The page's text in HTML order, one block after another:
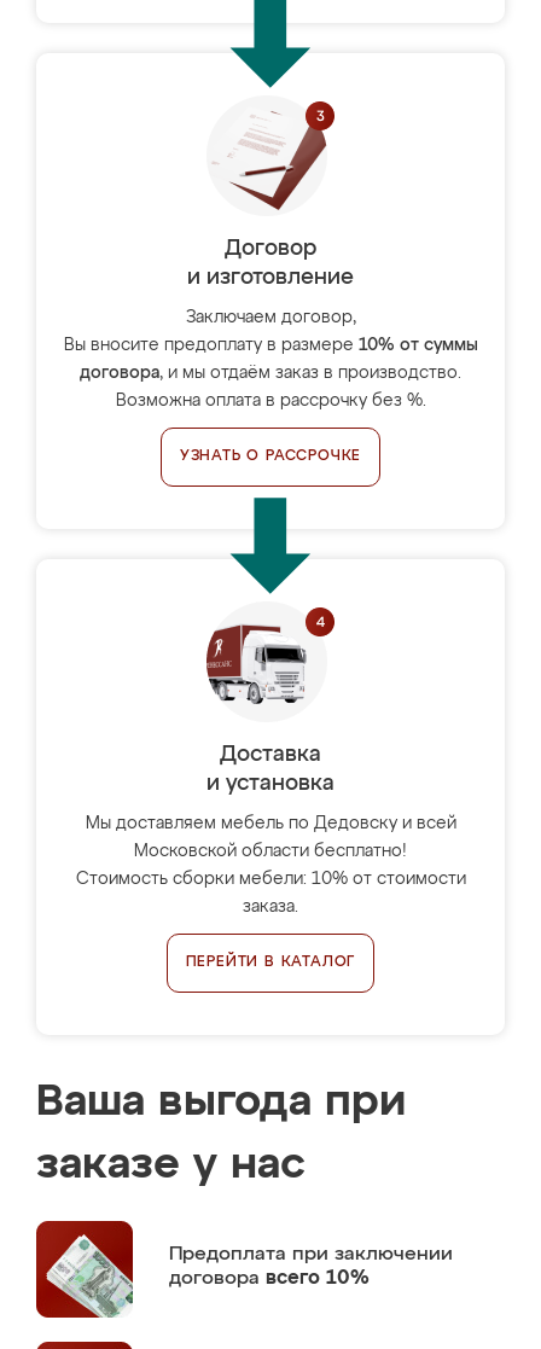
Договор
и изготовление
Заключаем договор,
Вы вносите предоплату в размере 10% от суммы
договора, и мы отдаём заказ в производство.
Возможна оплата в рассрочку без %.
УЗНАТЬ О РАССРОЧКЕ
Доставка
и установка
Мы доставляем мебель по Дедовску и всей
Московской области бесплатно!
Стоимость сборки мебели: 10% от стоимости
заказа.
ПЕРЕЙТИ В КАТАЛОГ
Ваша выгода при
заказе у нас
Предоплата при заключении
договора всего 10%